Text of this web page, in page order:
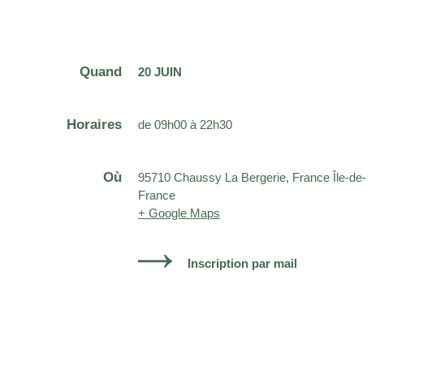
Quand 20 JUIN
Horaires de 09h00 à 22h30
Où
95710 Chaussy La Bergerie, France Île-de-
France
+ Google Maps
Inscription par mail